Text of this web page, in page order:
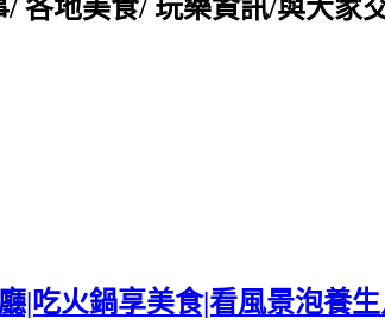
各地美食/ 玩樂資訊/與大家
|吃火鍋享美食|看風景泡養